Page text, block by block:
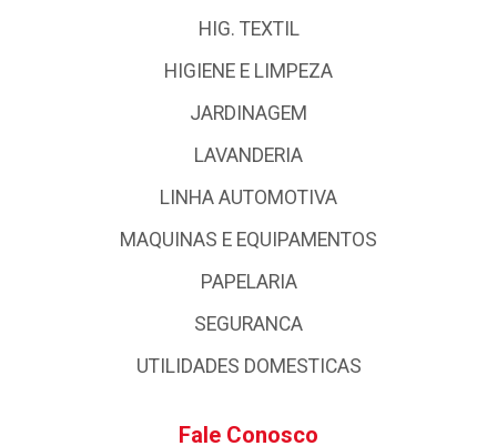
HIG. TEXTIL
HIGIENE E LIMPEZA
JARDINAGEM
LAVANDERIA
LINHA AUTOMOTIVA
MAQUINAS E EQUIPAMENTOS
PAPELARIA
SEGURANCA
UTILIDADES DOMESTICAS
Fale Conosco